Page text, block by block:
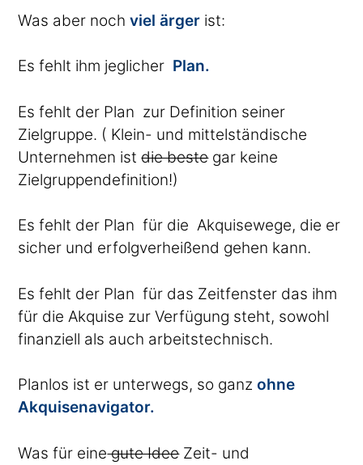
Was aber nochviel ärger ist:
Es fehlt ihm jeglicher Plan.
Es fehlt der Plan zur Definition seiner
Zielgruppe. ( Klein- und mittelständische
Unternehmen istdie bestegar keine
Zielgruppendefinition!)
Es fehlt der Plan für die Akquisewege, die er
sicher und erfolgverheißend gehen kann.
Es fehlt der Plan für das Zeitfenster das ihm
für die Akquise zur Verfügung steht, sowohl
finanziell als auch arbeitstechnisch.
Planlos ist er unterwegs, so ganzohne
Akquisenavigator.
Was für einegute IdeeZeit- und